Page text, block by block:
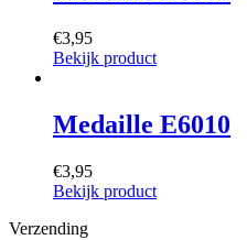
€3,95
Bekijk product
Medaille E6010
€3,95
Bekijk product
Verzending